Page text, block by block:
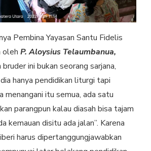
Pembina Yayasan Santu Fidelis
oleh P. Aloysius Telaumbanua,
bruder ini bukan seorang sarjana,
hanya pendidikan liturgi tapi
menangani itu semua, ada satu
parangpun kalau diasah bisa tajam
kemauan disitu ada jalan”. Karena
harus dipertanggungjawabkan